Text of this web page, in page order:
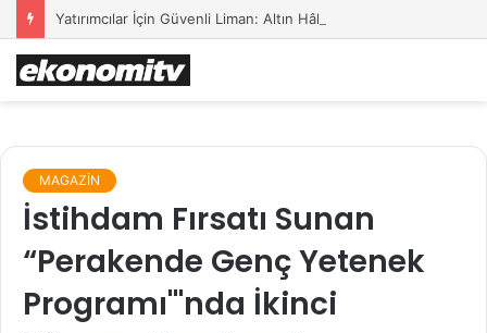
Yatırımcılar İçin Güvenli Liman: Altın Hâlâ İlk Sırada mı?
MAGAZİN
İstihdam Fırsatı Sunan
“Perakende Genç Yetenek
Programı"'nda İkinci